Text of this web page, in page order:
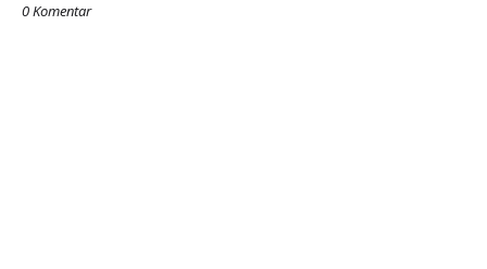
0 Komentar